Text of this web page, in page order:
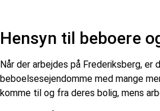
Hensyn til beboere
Når der arbejdes på Frederiksberg, er
beboelsesejendomme med mange
komme til og fra deres bolig, mens